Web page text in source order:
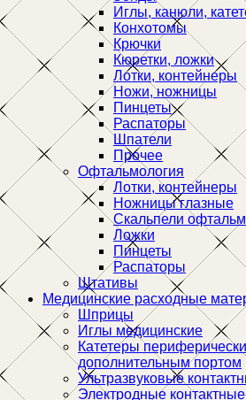
Иглы, канюли,
Конхотомы
Крючки
Кюретки, ложки
Лотки, контейнеры
Ножи, ножницы
Пинцеты
Распаторы
Шпатели
Прочее
Офтальмология
Лотки, контейнеры
Ножницы глазные
Скальпели
Ложки
Пинцеты
Распаторы
Штативы
Медицинские расходные
Шприцы
Иглы медицинские
Катетеры
дополнительным портом
Ультразвуковые
Электродные